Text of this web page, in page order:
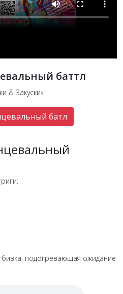
баттл
& Закуски»
батл
подогревающая ожидание